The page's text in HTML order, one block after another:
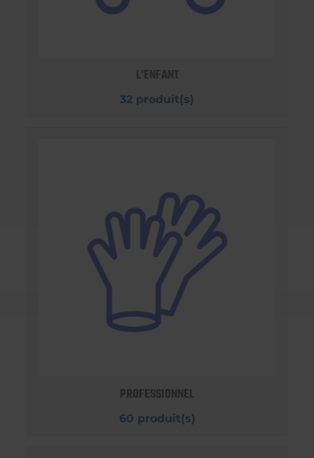
L'ENFANT
32 produit(s)
PROFESSIONNEL
60 produit(s)